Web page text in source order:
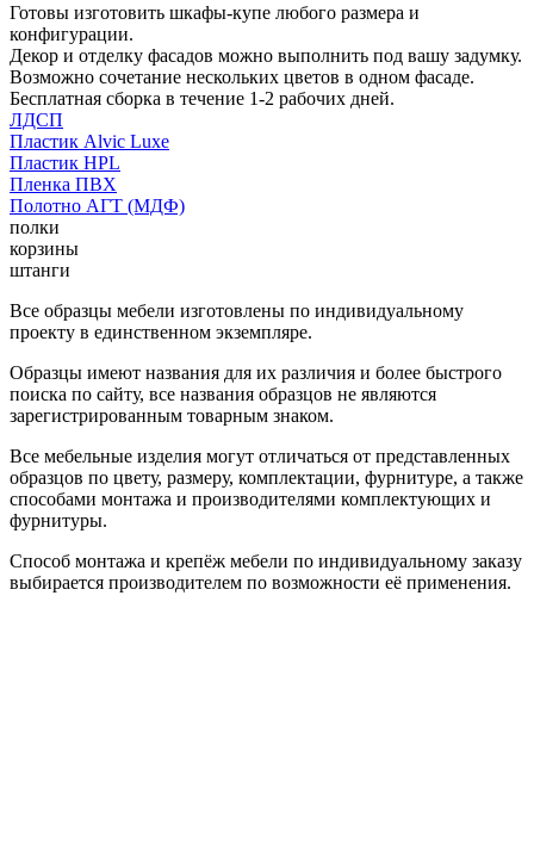
Готовы изготовить шкафы-купе любого размера и
конфигурации.
Декор и отделку фасадов можно выполнить под вашу задумку.
Возможно сочетание нескольких цветов в одном фасаде.
Бесплатная сборка в течение 1-2 рабочих дней.
ЛДСП
Пластик Alvic Luxe
Пластик HPL
Пленка ПВХ
Полотно АГТ (МДФ)
полки
корзины
штанги
Все образцы мебели изготовлены по индивидуальному
проекту в единственном экземпляре.
Образцы имеют названия для их различия и более быстрого
поиска по сайту, все названия образцов не являются
зарегистрированным товарным знаком.
Все мебельные изделия могут отличаться от представленных
образцов по цвету, размеру, комплектации, фурнитуре, а также
способами монтажа и производителями комплектующих и
фурнитуры.
Способ монтажа и крепёж мебели по индивидуальному заказу
выбирается производителем по возможности её применения.